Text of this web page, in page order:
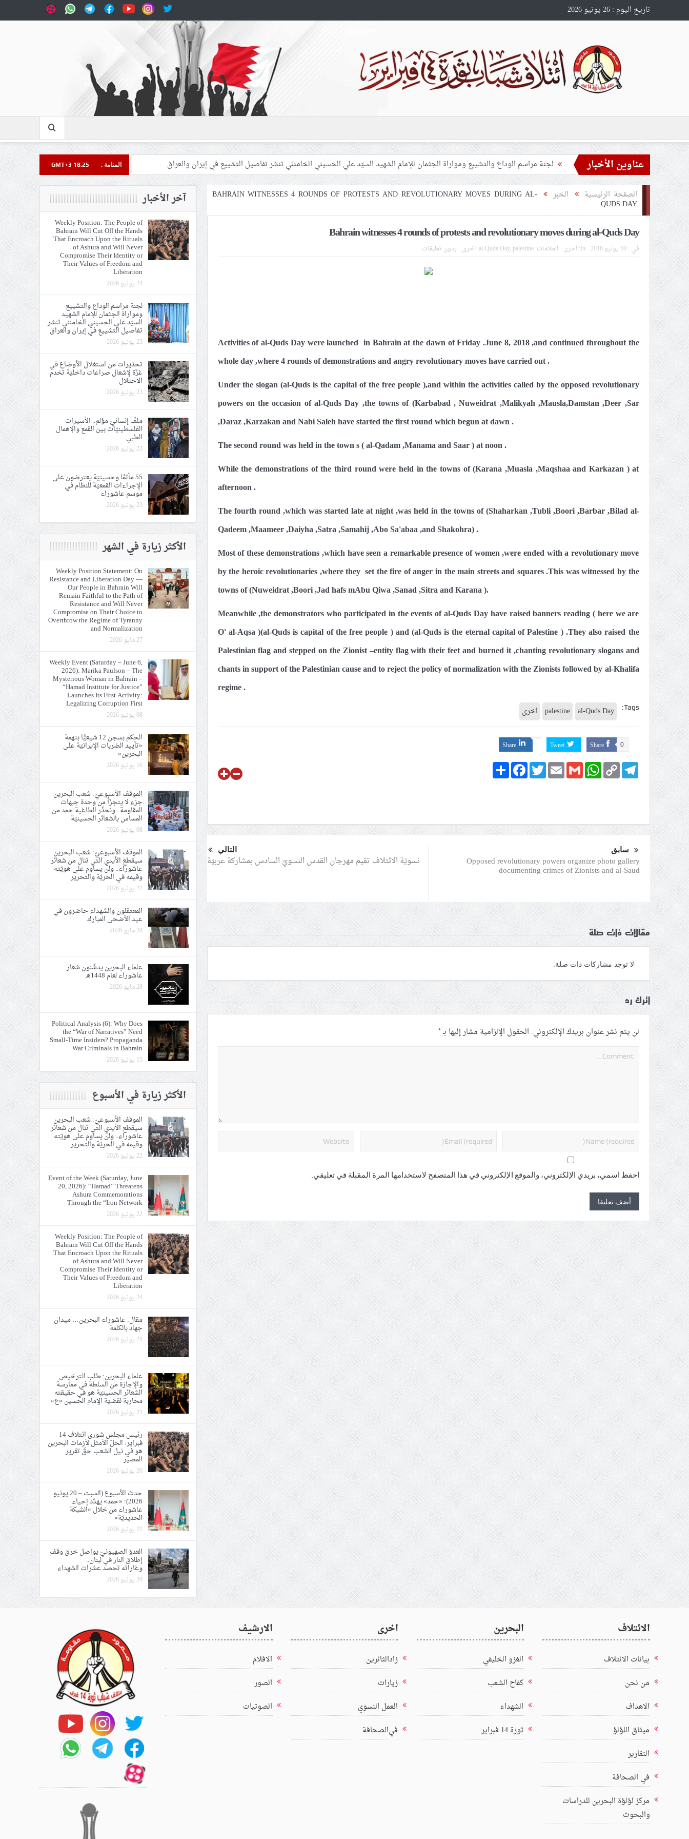
تاريخ اليوم : 26 يونيو 2026
عناوين الأخبار
تحذيرات من استغلال الأوضاع في غزّة لإشعال صراعات داخليّة تخدم الاحتلال
ملفّ إنسانيّ مؤلم.. الأسيرات الفلسطينيّات بين القمع والإهمال الطبي
الموقف الأسبوعيّ: شعب البحرين سيقطع الأيدي التي تنال من شعائر عاشوراء.. ولن يساوم على هويّته وقيمه في الحريّة والتحرير
علماء البحرين: طلب الترخيص والإجازة من السلطة في ممارسة الشعائر الحسينيّة هو في حقيقته محاربة لقضيّة الإمام الحسين «ع»
لجنة مراسم الوداع والتشييع ومواراة الجثمان للإمام الشهيد السيّد علي الحسيني الخامنئي تنشر تفاصيل التشييع في إيران والعراق
GMT+3 18:25 المنامة :
الصفحة الرئيسية الخبر BAHRAIN WITNESSES 4 ROUNDS OF PROTESTS AND REVOLUTIONARY MOVES DURING AL-
QUDS DAY
Bahrain witnesses 4 rounds of protests and revolutionary moves during al-Quds Day
في :10 يونيو 2018 In: اخرى العلامات: al-Quds Day, palestine
, اخرى بدون تعليقات
Activities of al-Quds Day were launched in Bahrain at the dawn of Friday .June 8, 2018 ,and continued throughout the
whole day ,where 4 rounds of demonstrations and angry revolutionary moves have carried out .
Under the slogan (al-Quds is the capital of the free people ),and within the activities called by the opposed revolutionary
powers on the occasion of al-Quds Day ,the towns of (Karbabad , Nuweidrat ,Malikyah ,Mausla,Damstan ,Deer ,Sar
,Daraz ,Karzakan and Nabi Saleh have started the first round which begun at dawn .
The second round was held in the town s ( al-Qadam ,Manama and Saar ) at noon .
While the demonstrations of the third round were held in the towns of (Karana ,Muasla ,Maqshaa and Karkazan ) at
afternoon .
The fourth round ,which was started late at night ,was held in the towns of (Shaharkan ,Tubli ,Boori ,Barbar ,Bilad al-
Qadeem ,Maameer ,Daiyha ,Satra ,Samahij ,Abo Sa'abaa ,and Shakohra) .
Most of these demonstrations ,which have seen a remarkable presence of women ,were ended with a revolutionary move
by the heroic revolutionaries ,where they set the fire of anger in the main streets and squares .This was witnessed by the
towns of (Nuweidrat ,Boori ,Jad hafs mAbu Qiwa ,Sanad ,Sitra and Karana ).
Meanwhile ,the demonstrators who participated in the events of al-Quds Day have raised banners reading ( here we are
O' al-Aqsa )(al-Quds is capital of the free people ) and (al-Quds is the eternal capital of Palestine ) .They also raised the
Palestinian flag and stepped on the Zionist –entity flag with their feet and burned it ,chanting revolutionary slogans and
chants in support of the Palestinian cause and to reject the policy of normalization with the Zionists followed by al-Khalifa
regime .
Tags:
al-Quds Day
palestine اخرى
Share 0
Tweet
Share
Share
FacebookTwitterEmailGmail
WhatsApp Copy
Link
Telegram
سابق
Opposed revolutionary powers organize photo gallery
documenting crimes of Zionists and al-Saud
التالي
نسويّة الائتلاف تقيم مهرجان القدس النسويّ السادس بمشاركة عربيّة
مقالات ذات صلة
لا توجد مشاركات ذات صلة.
اترك رد
لن يتم نشر عنوان بريدك الإلكتروني. الحقول الإلزامية مشار إليها بـ*
احفظ اسمي، بريدي الإلكتروني، والموقع الإلكتروني في هذا المتصفح لاستخدامها المرة المقبلة في تعليقي.
آخر الأخبار
Weekly Position: The People of
Bahrain Will Cut Off the Hands
That Encroach Upon the Rituals
of Ashura and Will Never
Compromise Their Identity or
Their Values of Freedom and
Liberation
24 يونيو 2026
لجنة مراسم الوداع والتشييع
ومواراة الجثمان للإمام الشهيد
السيّد علي الحسيني الخامنئي تنشر
تفاصيل التشييع في إيران والعراق
23 يونيو 2026
تحذيرات من استغلال الأوضاع في
غزّة لإشعال صراعات داخليّة تخدم
الاحتلال
23 يونيو 2026
ملفّ إنسانيّ مؤلم.. الأسيرات
الفلسطينيّات بين القمع والإهمال
الطبي
23 يونيو 2026
55 مأتمًا وحسينيّة يعترضون على
الإجراءات القمعيّة للنظام في
موسم عاشوراء
23 يونيو 2026
الأكثر زيارة في الشهر
Weekly Position Statement: On
Resistance and Liberation Day —
Our People in Bahrain Will
Remain Faithful to the Path of
Resistance and Will Never
Compromise on Their Choice to
Overthrow the Regime of Tyranny
and Normalization
27 مايو 2026
Weekly Event (Saturday – June 6,
2026): Marika Paulson – The
Mysterious Woman in Bahrain –
“Hamad Institute for Justice”
Launches Its First Activity:
Legalizing Corruption First
08 يونيو 2026
الحكم بسجن 12 شيعيًّا بتهمة
«تأييد الضربات الإيرانيّة على
البحرين»
16 يونيو 2026
الموقف الأسبوعيّ: شعب البحرين
جزء لا يتجزّأ من وحدة جبهات
المقاومة.. ونحذّر الطاغية حمد من
المساس بالشعائر الحسينيّة
08 يونيو 2026
الموقف الأسبوعيّ: شعب البحرين
سيقطع الأيدي التي تنال من شعائر
عاشوراء.. ولن يساوم على هويّته
وقيمه في الحريّة والتحرير
22 يونيو 2026
المعتقلون والشهداء حاضرون في
عيد الأضحى المبارك
28 مايو 2026
علماء البحرين يدشّنون شعار
عاشوراء لعام 1448هـ
28 مايو 2026
Political Analysis (6): Why Does
the “War of Narratives” Need
Small-Time Insiders? Propaganda
War Criminals in Bahrain
15 يونيو 2026
الأكثر زيارة في الأسبوع
الموقف الأسبوعيّ: شعب البحرين
سيقطع الأيدي التي تنال من شعائر
عاشوراء.. ولن يساوم على هويّته
وقيمه في الحريّة والتحرير
22 يونيو 2026
Event of the Week (Saturday, June
20, 2026): “Hamad” Threatens
Ashura Commemorations
Through the “Iron Network
22 يونيو 2026
Weekly Position: The People of
Bahrain Will Cut Off the Hands
That Encroach Upon the Rituals
of Ashura and Will Never
Compromise Their Identity or
Their Values of Freedom and
Liberation
24 يونيو 2026
مقال: عاشوراء البحرين… ميدان
جهاد بالكلمة
21 يونيو 2026
علماء البحرين: طلب الترخيص
والإجازة من السلطة في ممارسة
الشعائر الحسينيّة هو في حقيقته
محاربة لقضيّة الإمام الحسين «ع»
21 يونيو 2026
رئيس مجلس شورى ائتلاف 14
فبراير: الحلّ الأمثل لأزمات البحرين
هو في نيل الشعب حقّ تقرير
المصير
20 يونيو 2026
حدث الأسبوع (السبت – 20 يونيو
2026): «حمد» يهدّد إحياء
عاشوراء من خلال «الشبكة
الحديديّة»
21 يونيو 2026
العدوّ الصهيونيّ يواصل خرق وقف
إطلاق النار في لبنان..
وغاراته تحصد عشرات الشهداء
20 يونيو 2026
الائتلاف
بيانات الائتلاف
من نحن
الاهداف
ميثاق اللؤلؤ
التقارير
في الصحافة
مركز لؤلؤة البحرين للدراسات
والبحوث
البحرين
الغزو الخليفي
كفاح الشعب
الشهداء
ثورة 14 فبراير
اخرى
زادالثائرين
زيارات
العمل النسوي
في‌الصحافة
الارشيف
الافلام
الصور
الصوتيات